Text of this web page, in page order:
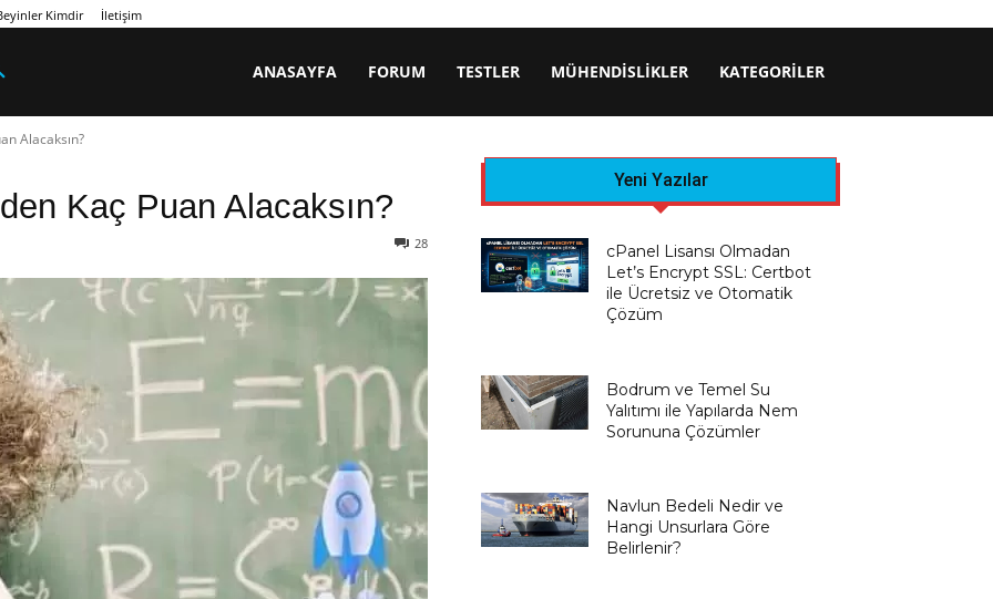
Kimdir İletişim
ANASAYFA FORUM TESTLER MÜHENDISLIKLER KATEGORILER
Alacaksın?
Kaç Puan Alacaksın?
28
Yeni Yazılar
cPanel Lisansı Olmadan
Let’s Encrypt SSL: Certbot
ile Ücretsiz ve Otomatik
Çözüm
Bodrum ve Temel Su
Yalıtımı ile Yapılarda Nem
Sorununa Çözümler
Navlun Bedeli Nedir ve
Hangi Unsurlara Göre
Belirlenir?